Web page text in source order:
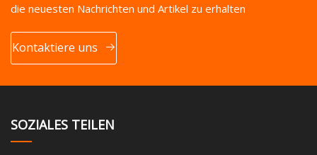
die neuesten Nachrichten und Artikel zu erhalten
Kontaktiere uns
SOZIALES TEILEN